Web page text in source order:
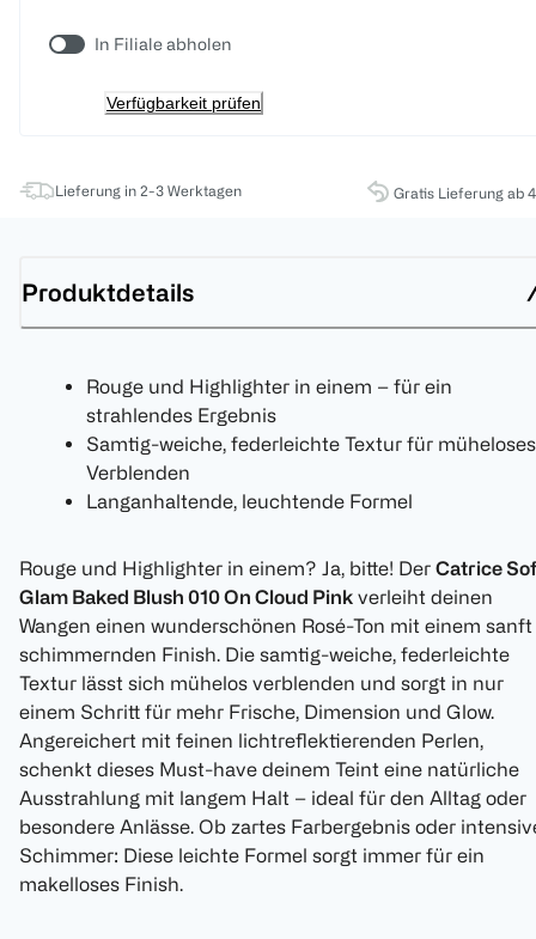
In Filiale abholen
Verfügbarkeit prüfen
Lieferung in 2-3 Werktagen Gratis Lieferung ab
Produktdetails
Rouge und Highlighter in einem – für ein
strahlendes Ergebnis
Samtig-weiche, federleichte Textur für müheloses
Verblenden
Langanhaltende, leuchtende Formel
Rouge und Highlighter in einem? Ja, bitte! Der Catrice
Glam Baked Blush 010 On Cloud Pink verleiht deinen
Wangen einen wunderschönen Rosé-Ton mit einem sanft
schimmernden Finish. Die samtig-weiche, federleichte
Textur lässt sich mühelos verblenden und sorgt in nur
einem Schritt für mehr Frische, Dimension und Glow.
Angereichert mit feinen lichtreflektierenden Perlen,
schenkt dieses Must-have deinem Teint eine natürliche
Ausstrahlung mit langem Halt – ideal für den Alltag oder
besondere Anlässe. Ob zartes Farbergebnis oder
Schimmer: Diese leichte Formel sorgt immer für ein
makelloses Finish.